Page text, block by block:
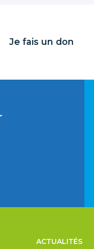
Je fais un don
ACTUALITÉS